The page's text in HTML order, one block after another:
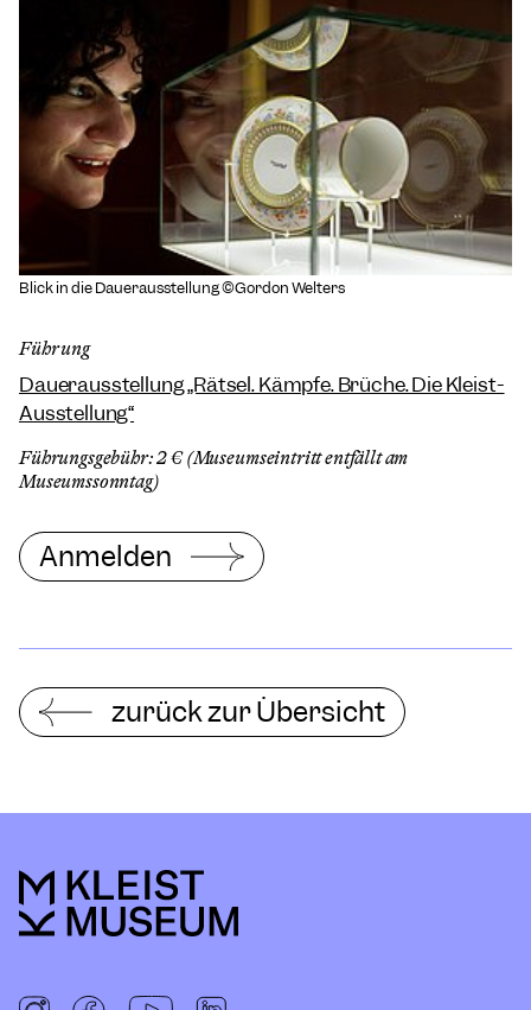
Blick in die Dauerausstellung ©Gordon Welters
Führung
Dauerausstellung „Rätsel. Kämpfe. Brüche. Die Kleist-
Ausstellung“
Führungsgebühr: 2 € (Museumseintritt entfällt am
Museumssonntag)
Anmelden
zurück zur Übersicht